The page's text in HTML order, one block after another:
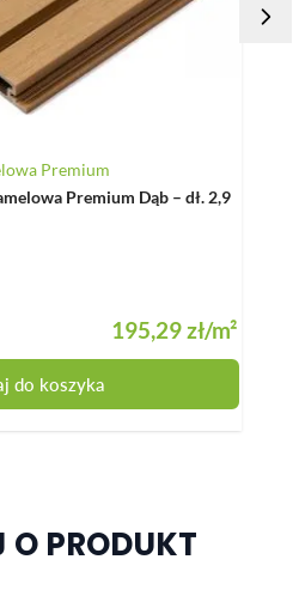
Premium
Premium Dąb – dł. 2,9
195,29 zł/m²
do koszyka
O PRODUKT